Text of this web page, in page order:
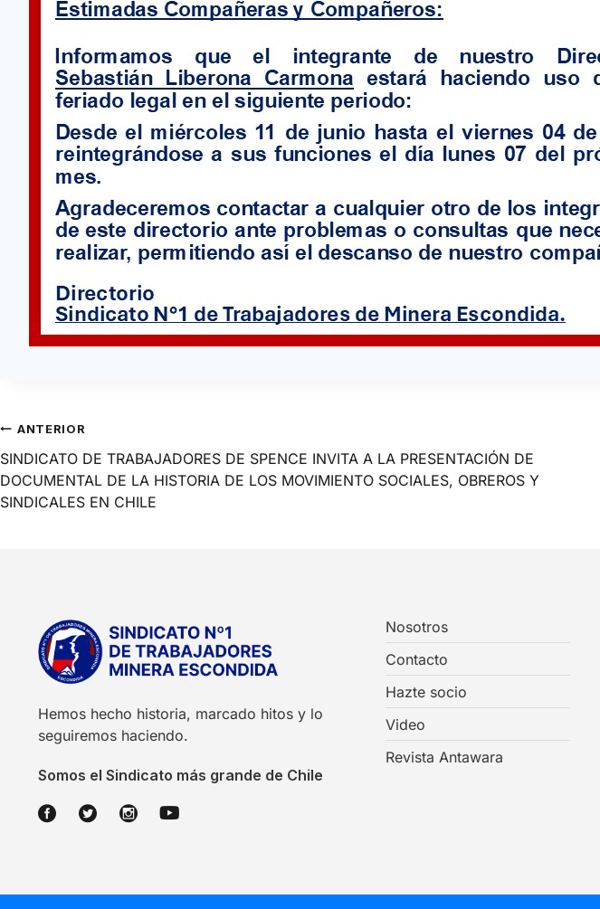
ANTERIOR
SINDICATO DE TRABAJADORES DE SPENCE INVITA A LA PRESENTACIÓN DE
DOCUMENTAL DE LA HISTORIA DE LOS MOVIMIENTO SOCIALES, OBREROS Y
SINDICALES EN CHILE
Hemos hecho historia, marcado hitos y lo
seguiremos haciendo.
Somos el Sindicato más grande de Chile
Nosotros
Contacto
Hazte socio
Video
Revista Antawara